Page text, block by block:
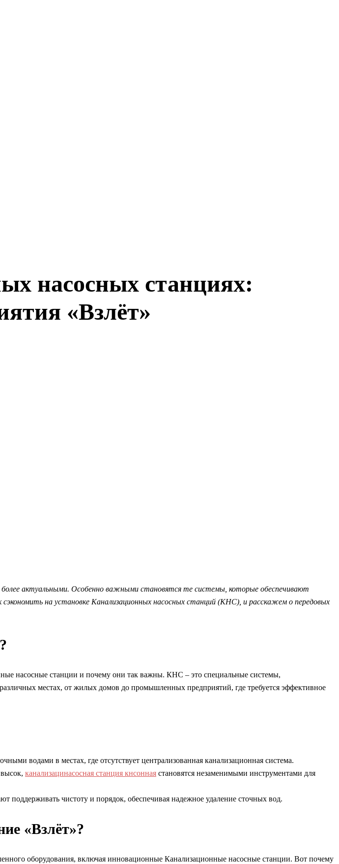
насосных станциях:
«Взлёт»
актуальными. Особенно важными становятся те системы, которые обеспечивают
на установке Канализационных насосных станций (КНС), и расскажем о передовых
насосные станции и почему они так важны. КНС – это специальные системы,
местах, от жилых домов до промышленных предприятий, где требуется эффективное
водами в местах, где отсутствует централизованная канализационная система.
канализацинасосная станция кнсонная становятся незаменимыми инструментами для
чистоту и порядок, обеспечивая надежное удаление сточных вод.
«Взлёт»?
оборудования, включая инновационные Канализационные насосные станции. Вот почему